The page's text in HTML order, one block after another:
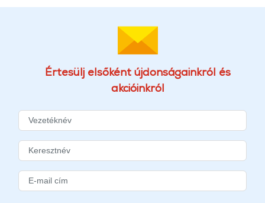
Értesülj elsőként újdonságainkról és
akcióinkról